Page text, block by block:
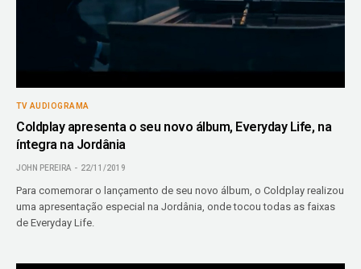
TV AUDIOGRAMA
Coldplay apresenta o seu novo álbum, Everyday Life, na
íntegra na Jordânia
JOHN PEREIRA 22/11/2019
Para comemorar o lançamento de seu novo álbum, o Coldplay realizou
uma apresentação especial na Jordânia, onde tocou todas as faixas
de Everyday Life.